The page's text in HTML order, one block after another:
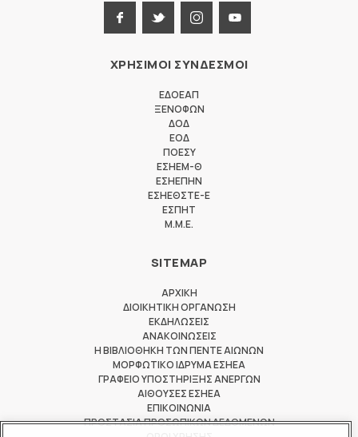
ΧΡΗΣΙΜΟΙ ΣΥΝΔΕΣΜΟΙ
ΕΔΟΕΑΠ
ΞΕΝΟΦΩΝ
ΔΟΔ
ΕΟΔ
ΠΟΕΣΥ
ΕΣΗΕΜ-Θ
ΕΣΗΕΠΗΝ
ΕΣΗΕΘΣΤΕ-Ε
ΕΣΠΗΤ
M.M.E.
SITEMAP
ΑΡΧΙΚΗ
ΔΙΟΙΚΗΤΙΚΗ ΟΡΓΑΝΩΣΗ
ΕΚΔΗΛΩΣΕΙΣ
ΑΝΑΚΟΙΝΩΣΕΙΣ
Η ΒΙΒΛΙΟΘΗΚΗ ΤΩΝ ΠΕΝΤΕ ΑΙΩΝΩΝ
ΜΟΡΦΩΤΙΚΟ ΙΔΡΥΜΑ ΕΣΗΕΑ
ΓΡΑΦΕΙΟ ΥΠΟΣΤΗΡΙΞΗΣ ΑΝΕΡΓΩΝ
ΑΙΘΟΥΣΕΣ ΕΣΗΕΑ
ΕΠΙΚΟΙΝΩΝΙΑ
ΠΡΟΣΤΑΣΙΑ ΠΡΟΣΩΠΙΚΩΝ ΔΕΔΟΜΕΝΩΝ